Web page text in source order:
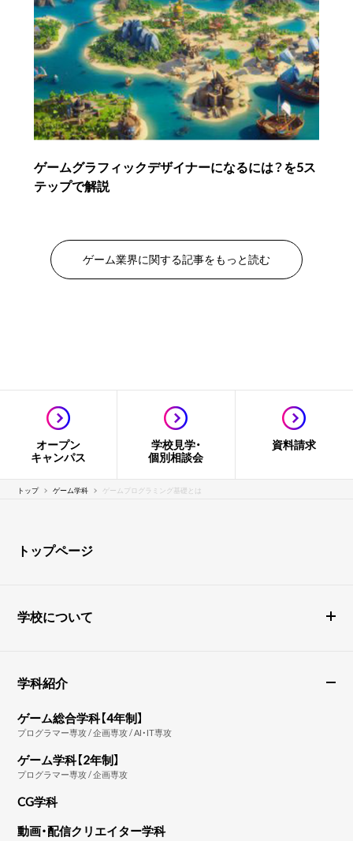
ゲームグラフィックデザイナーになるには？を5ス
テップで解説
ゲーム業界に関する記事をもっと読む
オープン
キャンパス
学校見学・
個別相談会
資料請求
トップ ゲーム学科 ゲームプログラミング基礎とは
トップページ
学校について
学科紹介
ゲーム総合学科【4年制】
プログラマー専攻 / 企画専攻 / AI・IT専攻
ゲーム学科【2年制】
プログラマー専攻 / 企画専攻
CG学科
動画・配信クリエイター学科